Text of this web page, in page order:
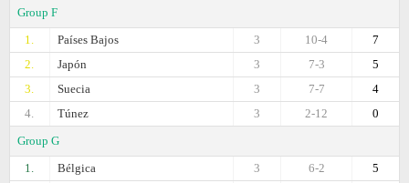
Group F
1.
Países Bajos 7
10-4
3
2.
Japón 5
7-3
3
3.
Suecia 4
7-7
3
4.
Túnez 0
2-12
3
Group G
1.
Bélgica 5
6-2
3